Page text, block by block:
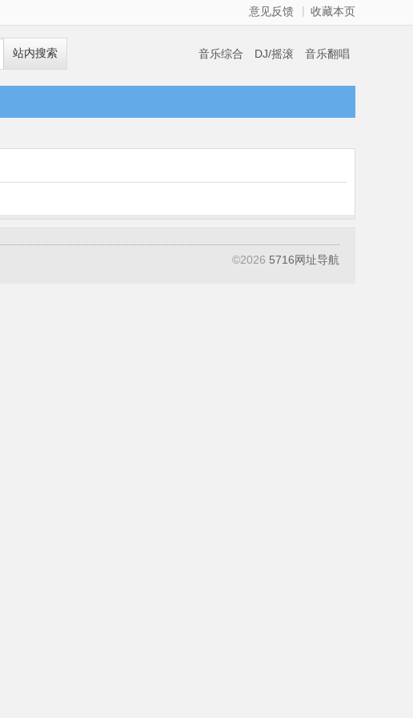
意见反馈 | 收藏本页
音乐综合 DJ/摇滚 音乐翻唱
站内搜索
©2026 5716网址导航